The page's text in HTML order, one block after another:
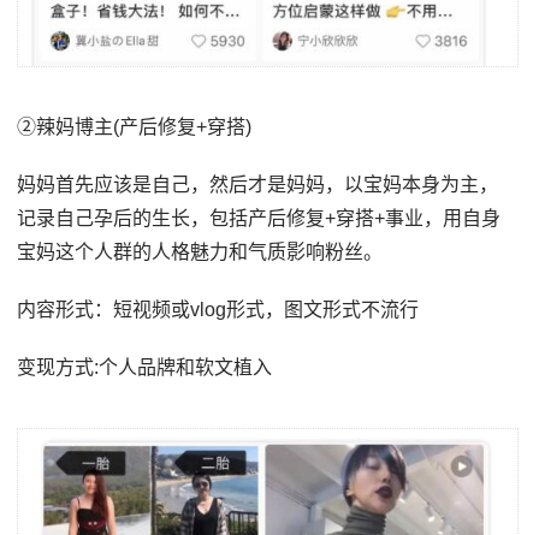
②辣妈博主(产后修复+穿搭)
妈妈首先应该是自己，然后才是妈妈，以宝妈本身为主，
记录自己孕后的生长，包括产后修复+穿搭+事业，用自身
宝妈这个人群的人格魅力和气质影响粉丝。
内容形式：短视频或vlog形式，图文形式不流行
变现方式:个人品牌和软文植入